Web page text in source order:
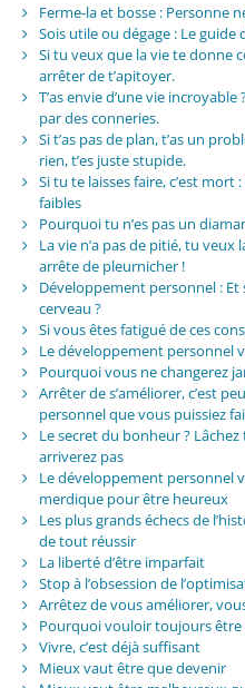
Ferme-la et bosse : Personne
Sois utile ou dégage : Le
Si tu veux que la vie te donne
arrêter de t’apitoyer.
T’as envie d’une vie
par des conneries.
Si t’as pas de plan, t’as un
rien, t’es juste stupide.
Si tu te laisses faire, c’est
faibles
Pourquoi tu n’es pas un
La vie n’a pas de pitié, tu
arrête de pleurnicher !
Développement personnel :
cerveau ?
Si vous êtes fatigué de ces
Le développement personnel
Pourquoi vous ne changerez
Arrêter de s’améliorer, c’est
personnel que vous puissiez
Le secret du bonheur ?
arriverez pas
Le développement personnel
merdique pour être heureux
Les plus grands échecs de
de tout réussir
La liberté d’être imparfait
Stop à l’obsession de
Arrêtez de vous améliorer,
Pourquoi vouloir toujours être
Vivre, c’est déjà suffisant
Mieux vaut être que devenir